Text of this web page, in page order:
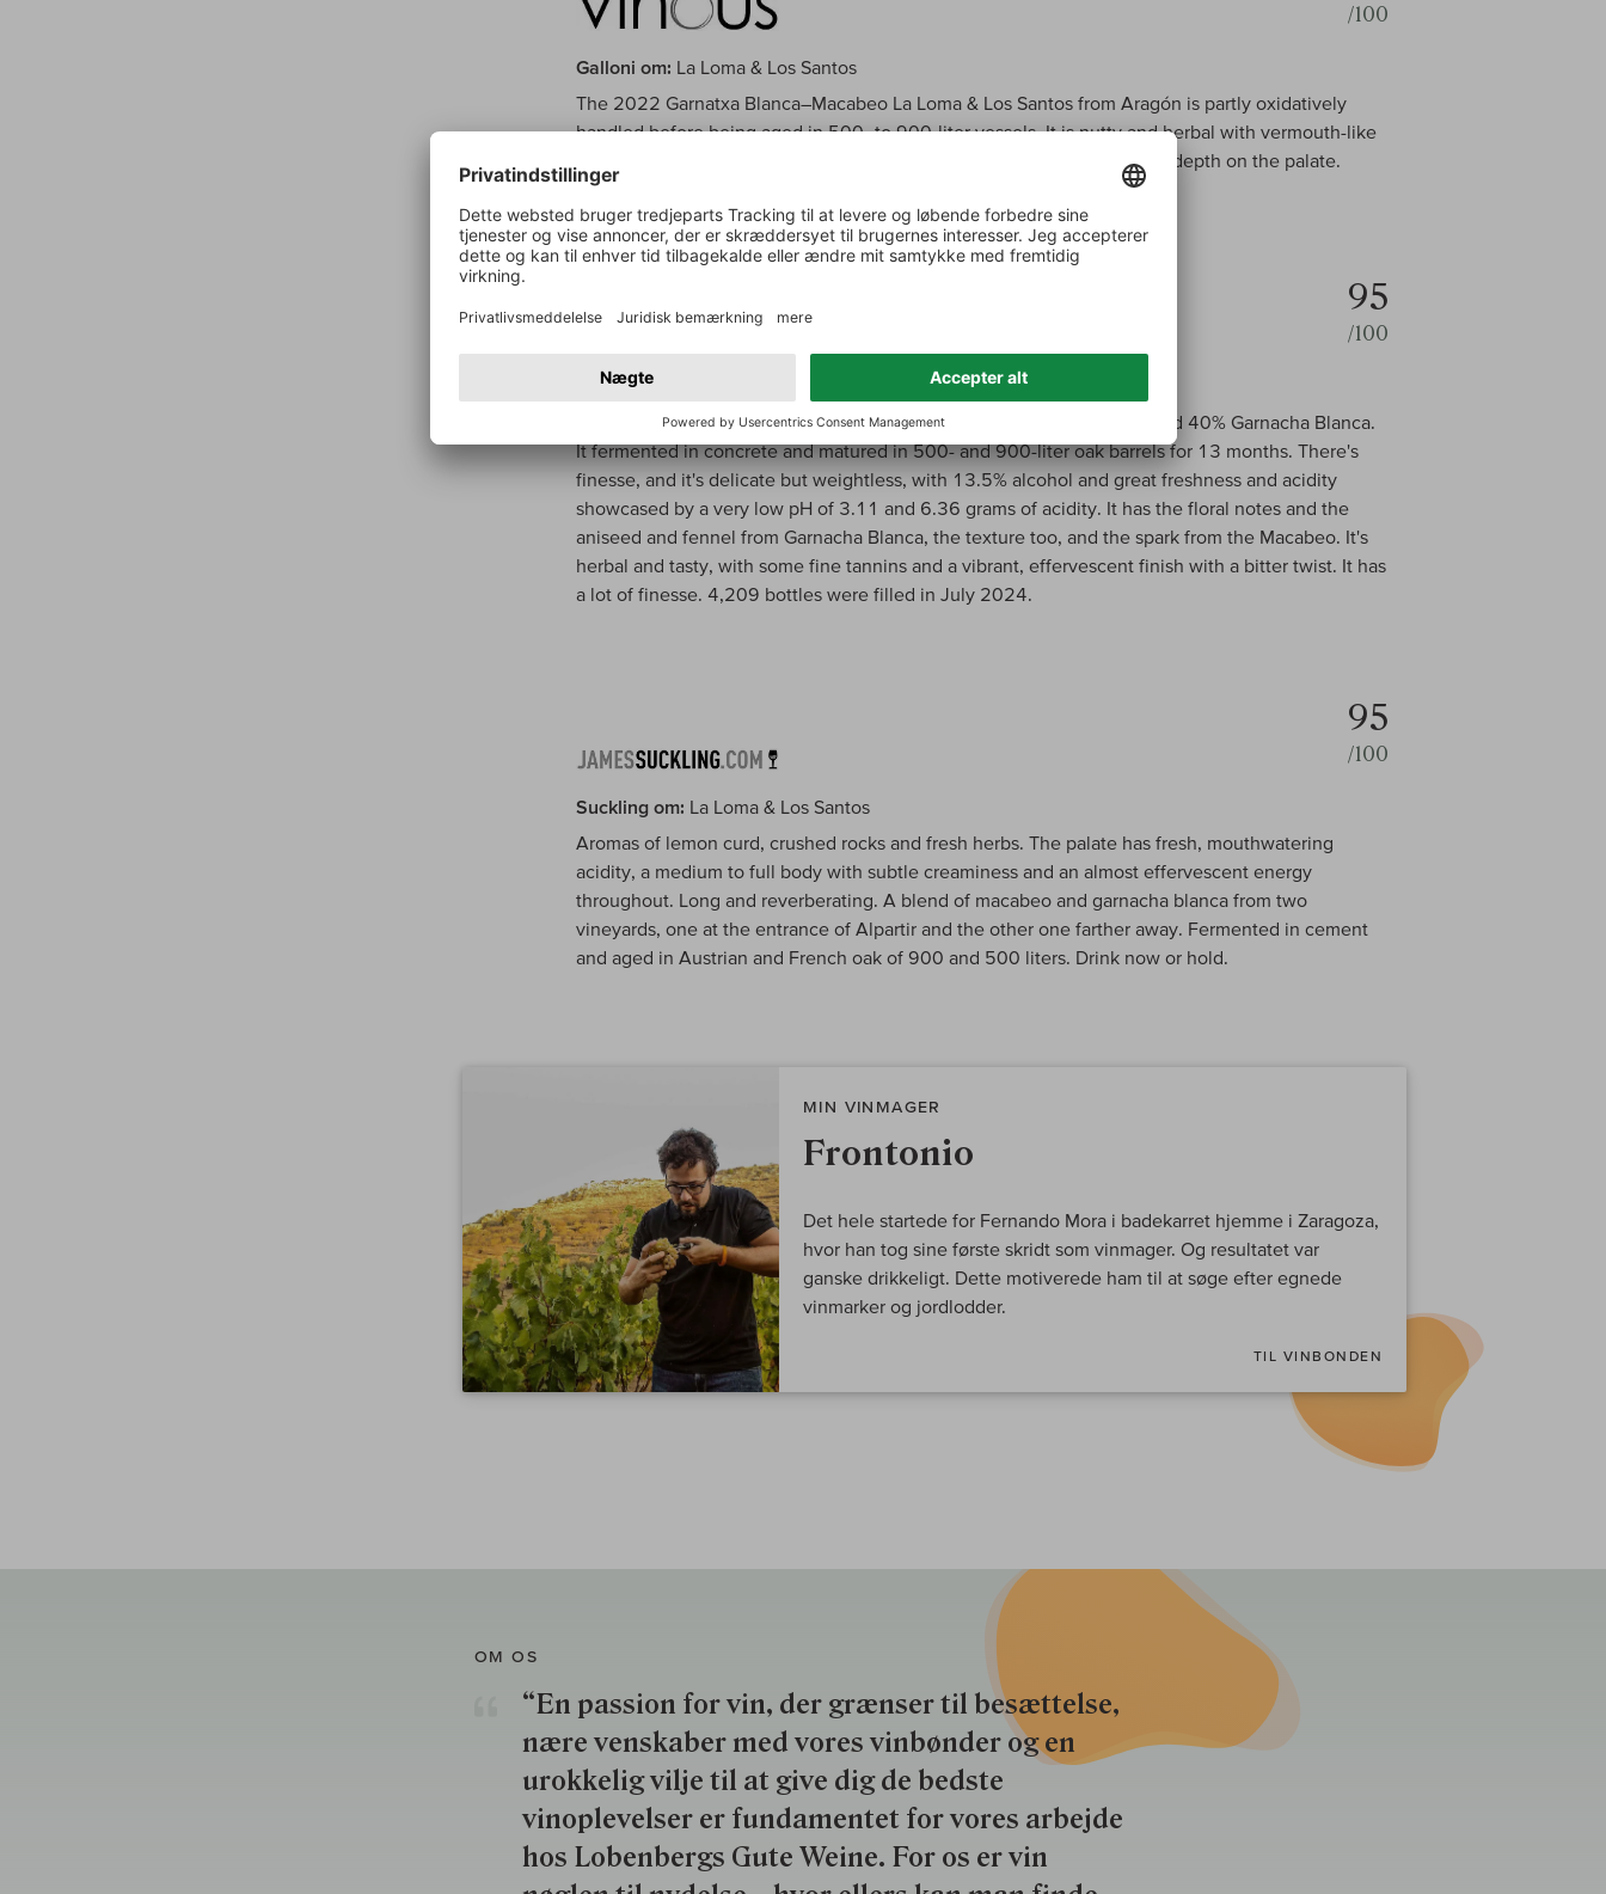
/100
Galloni om: La Loma & Los Santos
The 2022 Garnatxa Blanca–Macabeo La Loma & Los Santos from Aragón is partly oxidatively
handled before being aged in 500- to 900-liter vessels. It is nutty and herbal with vermouth-like
notes, pear and dried apricot. Intense and flavorful, it shows impressive depth on the palate.
95
/100
Parker om:
The white 2022 La Loma & Los Santos contains some 60% Macabeo and 40% Garnacha Blanca.
It fermented in concrete and matured in 500- and 900-liter oak barrels for 13 months. There's
finesse, and it's delicate but weightless, with 13.5% alcohol and great freshness and acidity
showcased by a very low pH of 3.11 and 6.36 grams of acidity. It has the floral notes and the
aniseed and fennel from Garnacha Blanca, the texture too, and the spark from the Macabeo. It's
herbal and tasty, with some fine tannins and a vibrant, effervescent finish with a bitter twist. It has
a lot of finesse. 4,209 bottles were filled in July 2024.
95
/100
Suckling om: La Loma & Los Santos
Aromas of lemon curd, crushed rocks and fresh herbs. The palate has fresh, mouthwatering
acidity, a medium to full body with subtle creaminess and an almost effervescent energy
throughout. Long and reverberating. A blend of macabeo and garnacha blanca from two
vineyards, one at the entrance of Alpartir and the other one farther away. Fermented in cement
and aged in Austrian and French oak of 900 and 500 liters. Drink now or hold.
MIN VINMAGER
Frontonio
Det hele startede for Fernando Mora i badekarret hjemme i Zaragoza,
hvor han tog sine første skridt som vinmager. Og resultatet var
ganske drikkeligt. Dette motiverede ham til at søge efter egnede
vinmarker og jordlodder.
TIL VINBONDEN
OM OS
“En passion for vin, der grænser til besættelse,
nære venskaber med vores vinbønder og en
urokkelig vilje til at give dig de bedste
vinoplevelser er fundamentet for vores arbejde
hos Lobenbergs Gute Weine. For os er vin